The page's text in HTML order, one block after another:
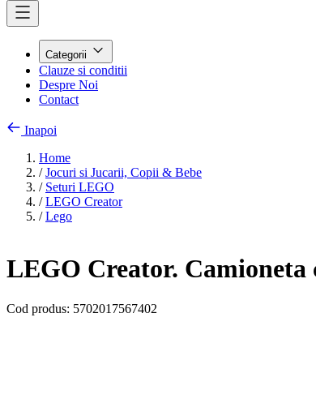
Categorii
Clauze si conditii
Despre Noi
Contact
Inapoi
Home
/ Jocuri si Jucarii, Copii & Bebe
/ Seturi LEGO
/ LEGO Creator
/ Lego
LEGO Creator. Camioneta
Cod produs: 5702017567402